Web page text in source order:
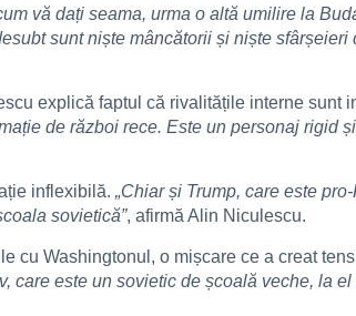
vă dați seama, urma o altă umilire la
sunt niște mâncătorii și niște
explică faptul că rivalitățile interne sunt
de război rece. Este un personaj rigid
inflexibilă. „Chiar și Trump, care este
sovietică”, afirmă Alin Niculescu.
cu Washingtonul, o mișcare ce a creat
este un sovietic de școală veche, la